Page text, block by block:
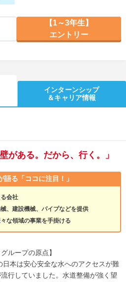
【1～3年生】
エントリー
インターンシップ
＆キャリア情報
ある。だから、行く。」
語る 「ココに注目！」
会社
、建設機械、パイプなどを提供
な領域の事業を手掛ける
ループの原点】
本は安心安全な水へのアクセスが難
行していました。水道整備が強く望